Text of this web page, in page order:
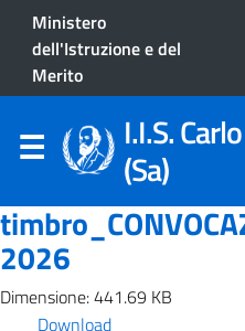
Ministero
dell'Istruzione e del
Merito
I.I.S.
(Sa)
2026
Dimensione: 441.69 KB
Download